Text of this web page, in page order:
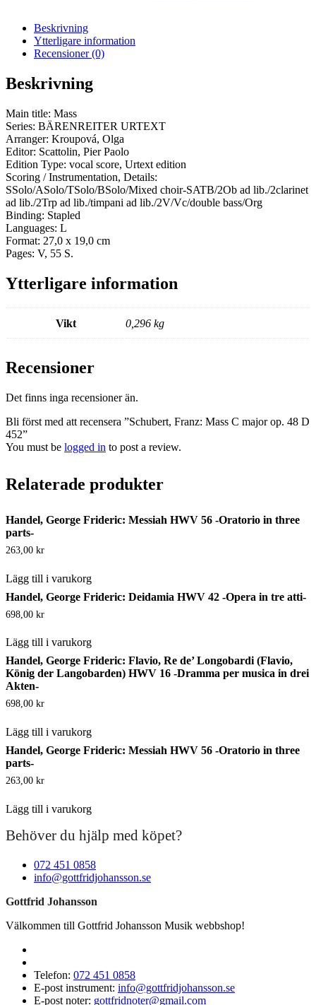
Beskrivning
Ytterligare information
Recensioner (0)
Beskrivning
Main title: Mass
Series: BÄRENREITER URTEXT
Arranger: Kroupová, Olga
Editor: Scattolin, Pier Paolo
Edition Type: vocal score, Urtext edition
Scoring / Instrumentation, Details:
SSolo/ASolo/TSolo/BSolo/Mixed choir-SATB/2Ob ad lib./2clarinet
ad lib./2Trp ad lib./timpani ad lib./2V/Vc/double bass/Org
Binding: Stapled
Languages: L
Format: 27,0 x 19,0 cm
Pages: V, 55 S.
Ytterligare information
Vikt 0,296 kg
Recensioner
Det finns inga recensioner än.
Bli först med att recensera ”Schubert, Franz: Mass C major op. 48 D
452”
You must be logged in to post a review.
Relaterade produkter
Handel, George Frideric: Messiah HWV 56 -Oratorio in three
parts-
263,00 kr
Lägg till i varukorg
Handel, George Frideric: Deidamia HWV 42 -Opera in tre atti-
698,00 kr
Lägg till i varukorg
Handel, George Frideric: Flavio, Re de’ Longobardi (Flavio,
König der Langobarden) HWV 16 -Dramma per musica in drei
Akten-
698,00 kr
Lägg till i varukorg
Handel, George Frideric: Messiah HWV 56 -Oratorio in three
parts-
263,00 kr
Lägg till i varukorg
Behöver du hjälp med köpet?
072 451 0858
info@gottfridjohansson.se
Gottfrid Johansson
Välkommen till Gottfrid Johansson Musik webbshop!
Telefon: 072 451 0858
E-post instrument: info@gottfridjohansson.se
E-post noter: gottfridnoter@gmail.com